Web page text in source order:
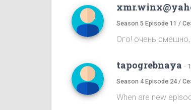
Season 5 Episode 11 /
Ого! очень
tapogrebnaya ·
Season 4 Episode 24 /
When are new